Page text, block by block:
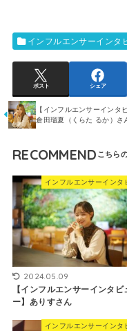
インフルエンサーインタ
ポスト シェア
【インフルエンサーインタ
倉田瑠夏（くらた るか）さ
RECOMMEND
インフルエンサーインタ
2024.05.09
【インフルエンサーインタビ
ー】ありすさん
インフルエンサーインタ